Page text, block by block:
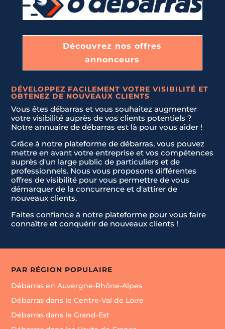
Découvrez nos offres
annonceurs
DÉVELOPPEZ FACILEMENT VOTRE VISIBILITÉ ET
OBTENEZ DE NOUVEAUX CLIENTS
Vous êtes débarras et vous souhaitez augmenter
votre visibilité auprès de vos clients potentiels ?
Notre annuaire de débarras est là pour vous aider !
Grâce à notre plateforme de débarras, vous pouvez
mettre en avant votre entreprise et vos compétences
auprès d'un large public de particuliers et de
professionnels. Nous vous proposons différentes
offres de visibilité pour vous permettre de vous
démarquer de la concurrence et d'attirer de
nouveaux clients.
Faites confiance à notre plateforme pour vous faire
connaître et conquérir de nouveaux clients !
PAR RÉGION POPULAIRE
Débarras en Auvergne-Rhône-Alpes
Débarras dans le Centre-Val de Loire
Débarras dans le Grand-Est